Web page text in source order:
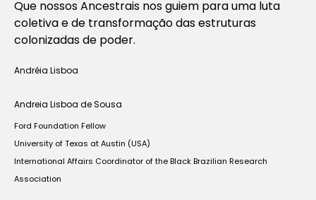
Que nossos Ancestrais nos guiem para uma luta
coletiva e de transformação das estruturas
colonizadas de poder.
Andréia Lisboa
Andreia Lisboa de Sousa
Ford Foundation Fellow
University of Texas at Austin (USA)
International Affairs Coordinator of the Black Brazilian Research
Association